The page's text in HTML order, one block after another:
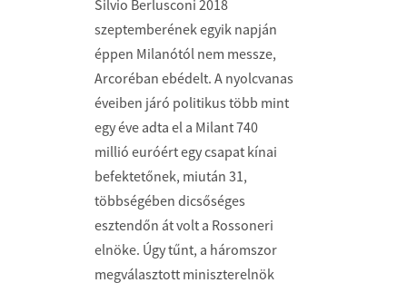
Silvio Berlusconi 2018
szeptemberének egyik napján
éppen Milanótól nem messze,
Arcoréban ebédelt. A nyolcvanas
éveiben járó politikus több mint
egy éve adta el a Milant 740
millió euróért egy csapat kínai
befektetőnek, miután 31,
többségében dicsőséges
esztendőn át volt a Rossoneri
elnöke. Úgy tűnt, a háromszor
megválasztott miniszterelnök